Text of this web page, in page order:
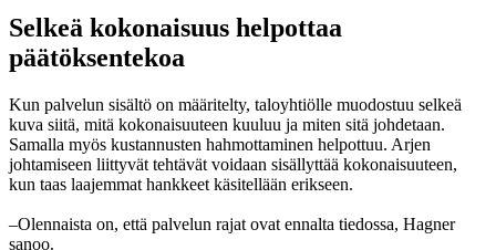
Selkeä kokonaisuus helpottaa
päätöksentekoa
Kun palvelun sisältö on määritelty, taloyhtiölle muodostuu selkeä
kuva siitä, mitä kokonaisuuteen kuuluu ja miten sitä johdetaan.
Samalla myös kustannusten hahmottaminen helpottuu. Arjen
johtamiseen liittyvät tehtävät voidaan sisällyttää kokonaisuuteen,
kun taas laajemmat hankkeet käsitellään erikseen.
–Olennaista on, että palvelun rajat ovat ennalta tiedossa, Hagner
sanoo.